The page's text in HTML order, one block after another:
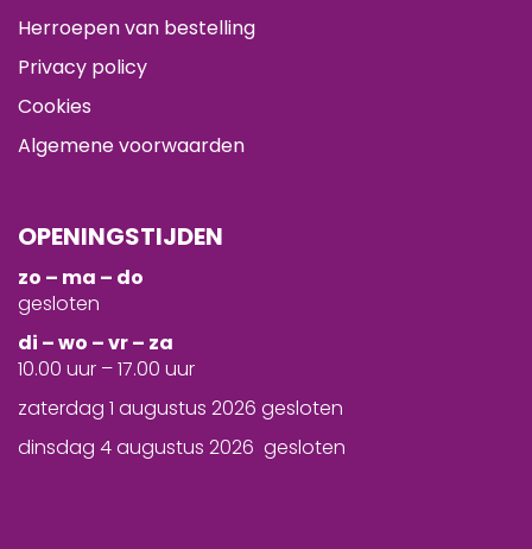
Herroepen van bestelling
Privacy policy
Cookies
Algemene voorwaarden
OPENINGSTIJDEN
zo – ma – do
gesloten
di – wo – vr – za
10.00 uur – 17.00 uur
zaterdag 1 augustus 2026 gesloten
dinsdag 4 augustus 2026 gesloten